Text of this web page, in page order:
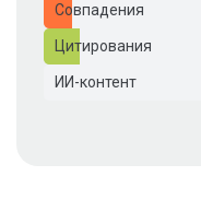
Совпадения
Цитирования
ИИ-контент